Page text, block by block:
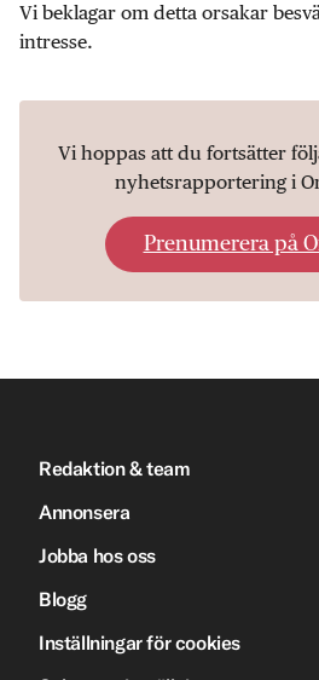
Vi beklagar om detta orsakar
intresse.
Vi hoppas att du fortsätter
nyhetsrapportering i
Prenumerera på
Redaktion & team
Annonsera
Jobba hos oss
Blogg
Inställningar för cookies